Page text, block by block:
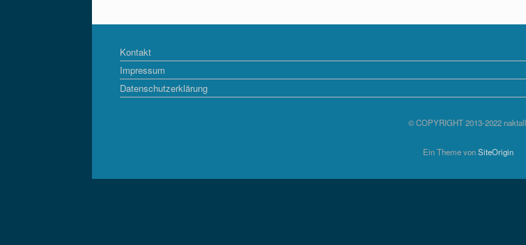
Kontakt
Impressum
Datenschutzerklärung
© COPYRIGHT 2013-2022
Ein Theme vonSiteOrigin